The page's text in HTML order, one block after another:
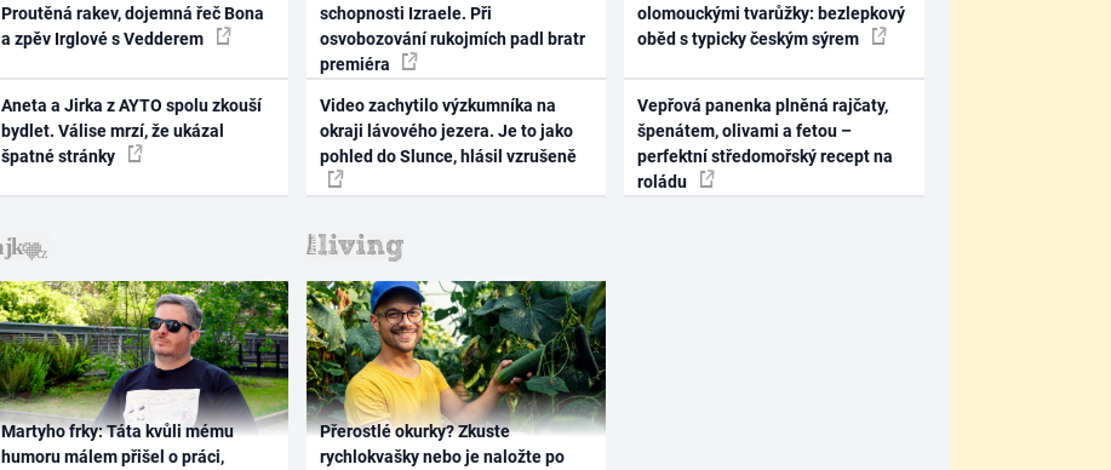
Proutěná rakev, dojemná řeč Bona
a zpěv Irglové s Vedderem
Aneta a Jirka z AYTO spolu zkouší
bydlet. Válise mrzí, že ukázal
špatné stránky
schopnosti Izraele. Při
osvobozování rukojmích padl bratr
premiéra
Video zachytilo výzkumníka na
okraji lávového jezera. Je to jako
pohled do Slunce, hlásil vzrušeně
olomouckými tvarůžky: bezlepkový
oběd s typicky českým sýrem
Vepřová panenka plněná rajčaty,
špenátem, olivami a fetou –
perfektní středomořský recept na
roládu
Martyho frky: Táta kvůli mému
humoru málem přišel o práci,
Přerostlé okurky? Zkuste
rychlokvašky nebo je naložte po